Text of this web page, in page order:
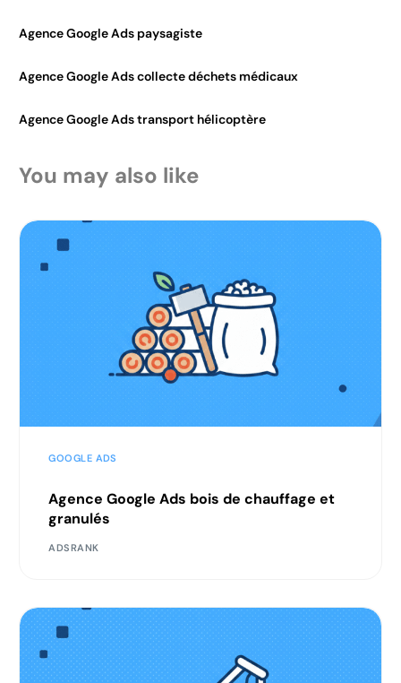
Agence Google Ads paysagiste
Agence Google Ads collecte déchets médicaux
Agence Google Ads transport hélicoptère
You may also like
GOOGLE ADS
Agence Google Ads bois de chauffage et
granulés
ADSRANK